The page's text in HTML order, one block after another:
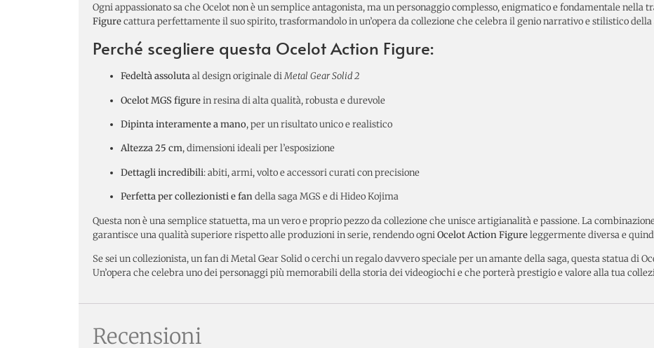
Ogni appassionato sa che Ocelot non è un semplice antagonista, ma un personaggio complesso, enigmatico e fondamentale nella
Figurecattura perfettamente il suo spirito, trasformandolo in un’opera da collezione che celebra il genio narrativo e stilistico della
Perché scegliere questa Ocelot Action Figure:
Fedeltà assolutaal design originale diMetal Gear Solid 2
Ocelot MGS figurein resina di alta qualità, robusta e durevole
Dipinta interamente a mano, per un risultato unico e realistico
Altezza 25 cm, dimensioni ideali per l’esposizione
Dettagli incredibili: abiti, armi, volto e accessori curati con precisione
Perfetta per collezionisti e fandella saga MGS e di Hideo Kojima
Questa non è una semplice statuetta, ma un vero e proprio pezzo da collezione che unisce artigianalità e passione. La
garantisce una qualità superiore rispetto alle produzioni in serie, rendendo ogniOcelot Action Figureleggermente diversa e
Se sei un collezionista, un fan di Metal Gear Solid o cerchi un regalo davvero speciale per un amante della saga, questa statua di
Un’opera che celebra uno dei personaggi più memorabili della storia dei videogiochi e che porterà prestigio e valore alla tua
Recensioni